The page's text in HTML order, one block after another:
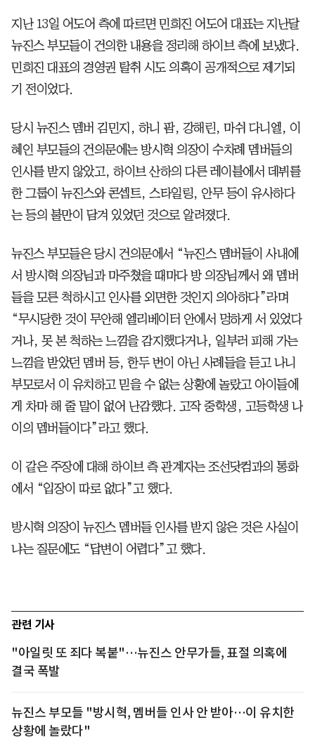
지난 13일 어도어 측에 따르면 민희진 어도어 대표는 지난달
뉴진스 부모들이 건의한 내용을 정리해 하이브 측에 보냈다.
민희진 대표의 경영권 탈취 시도 의혹이 공개적으로 제기되
기 전이었다.
당시 뉴진스 멤버 김민지, 하니 팜, 강해린, 마쉬 다니엘, 이
혜인 부모들의 건의문에는 방시혁 의장이 수차례 멤버들의
인사를 받지 않았고, 하이브 산하의 다른 레이블에서 데뷔를
한 그룹이 뉴진스와 콘셉트, 스타일링, 안무 등이 유사하다
는 등의 불만이 담겨 있었던 것으로 알려졌다.
뉴진스 부모들은 당시 건의문에서 “뉴진스 멤버들이 사내에
서 방시혁 의장님과 마주쳤을 때마다 방 의장님께서 왜 멤버
들을 모른 척하시고 인사를 외면한 것인지 의아하다”라며
“무시당한 것이 무안해 엘리베이터 안에서 멍하게 서 있었다
거나, 못 본 척하는 느낌을 감지했다거나, 일부러 피해 가는
느낌을 받았던 멤버 등, 한두 번이 아닌 사례들을 듣고 나니
부모로서 이 유치하고 믿을 수 없는 상황에 놀랐고 아이들에
게 차마 해 줄 말이 없어 난감했다. 고작 중학생, 고등학생 나
이의 멤버들이다”라고 했다.
이 같은 주장에 대해 하이브 측 관계자는 조선닷컴과의 통화
에서 “입장이 따로 없다”고 했다.
방시혁 의장이 뉴진스 멤버들 인사를 받지 않은 것은 사실이
냐는 질문에도 “답변이 어렵다”고 했다.
관련 기사
"아일릿 또 죄다 복붙"…뉴진스 안무가들, 표절 의혹에
결국 폭발
뉴진스 부모들 "방시혁, 멤버들 인사 안 받아…이 유치한
상황에 놀랐다"